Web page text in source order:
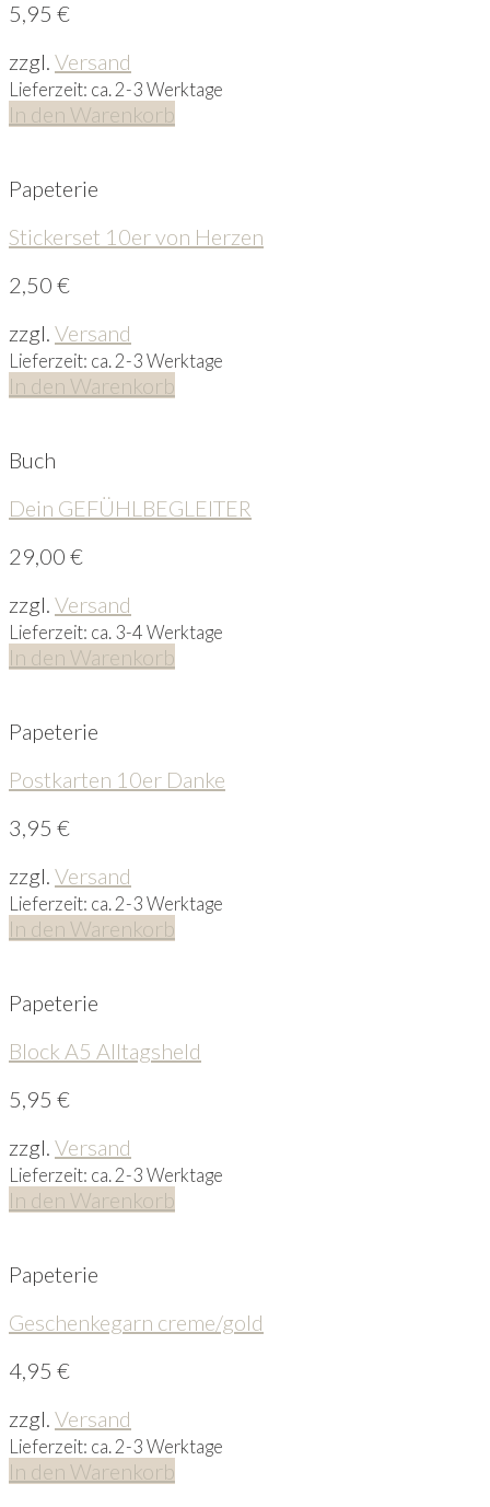
5,95 €
zzgl. Versand
Lieferzeit: ca. 2-3 Werktage
In den Warenkorb
Papeterie
Stickerset 10er von Herzen
2,50 €
zzgl. Versand
Lieferzeit: ca. 2-3 Werktage
In den Warenkorb
Buch
Dein GEFÜHLBEGLEITER
29,00 €
zzgl. Versand
Lieferzeit: ca. 3-4 Werktage
In den Warenkorb
Papeterie
Postkarten 10er Danke
3,95 €
zzgl. Versand
Lieferzeit: ca. 2-3 Werktage
In den Warenkorb
Papeterie
Block A5 Alltagsheld
5,95 €
zzgl. Versand
Lieferzeit: ca. 2-3 Werktage
In den Warenkorb
Papeterie
Geschenkegarn creme/gold
4,95 €
zzgl. Versand
Lieferzeit: ca. 2-3 Werktage
In den Warenkorb